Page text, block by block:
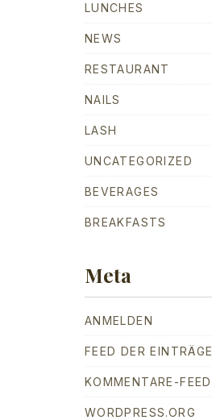
LUNCHES
NEWS
RESTAURANT
NAILS
LASH
UNCATEGORIZED
BEVERAGES
BREAKFASTS
Meta
ANMELDEN
FEED DER EINTRÄGE
KOMMENTARE-FEED
WORDPRESS.ORG